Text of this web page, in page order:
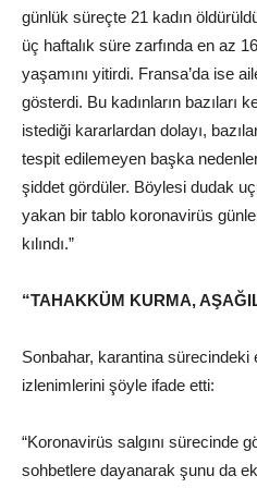
günlük süreçte 21 kadın
üç haftalık süre zarfında en az
yaşamını yitirdi. Fransa’da ise
gösterdi. Bu kadınların bazıları
istediği kararlardan dolayı,
tespit edilemeyen başka
şiddet gördüler. Böylesi dudak
yakan bir tablo koronavirüs
kılındı.”
“TAHAKKÜM KURMA,
Sonbahar, karantina
izlenimlerini şöyle ifade etti:
“Koronavirüs salgını sürecinde
sohbetlere dayanarak şunu da